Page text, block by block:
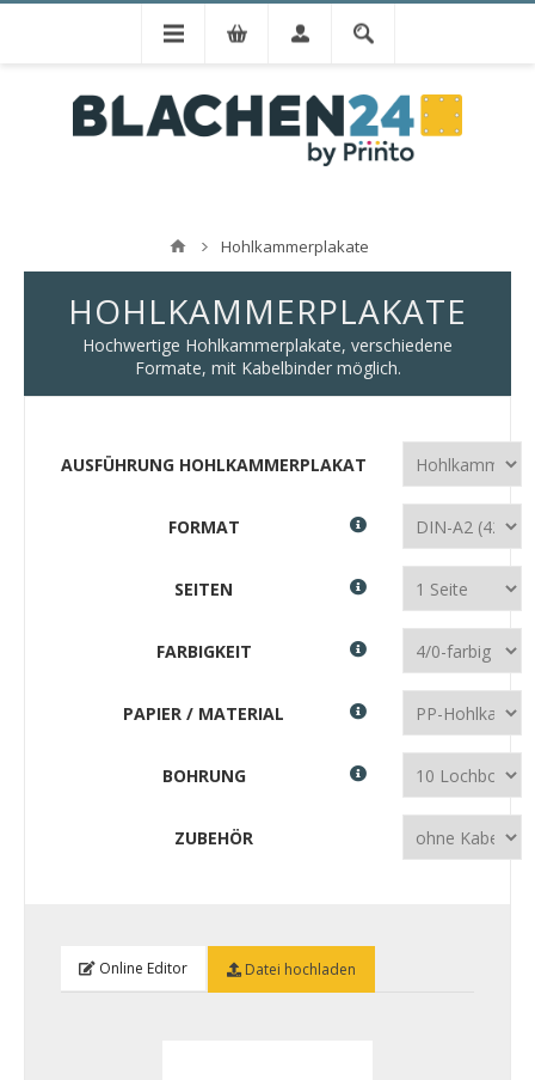
Hohlkammerplakate
HOHLKAMMERPLAKATE
Hochwertige Hohlkammerplakate, verschiedene
Formate, mit Kabelbinder möglich.
AUSFÜHRUNG HOHLKAMMERPLAKAT
FORMAT
SEITEN
FARBIGKEIT
PAPIER / MATERIAL
BOHRUNG
ZUBEHÖR
Online Editor Datei hochladen